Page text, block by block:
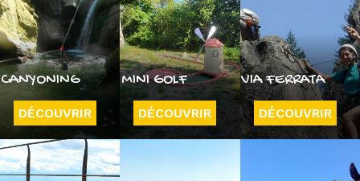
CANYONING
DÉCOUVRIR
MINI GOLF
DÉCOUVRIR
VIA FERRATA
DÉCOUVRIR